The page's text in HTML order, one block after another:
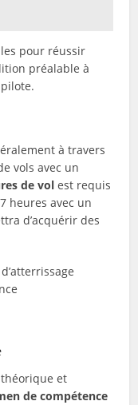
pour réussir
préalable à
à travers
vols avec un
de vol est requis
heures avec un
d’acquérir des
et
de compétence